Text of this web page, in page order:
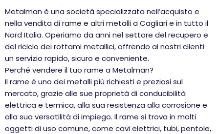
Metalman è una società specializzata nell’acquisto e
nella vendita di rame e altri metalli a Cagliari e in tutto il
Nord Italia. Operiamo da anni nel settore del recupero e
del riciclo dei rottami metallici, offrendo ai nostri clienti
un servizio rapido, sicuro e conveniente.
Perché vendere il tuo rame a Metalman?
Il rame è uno dei metalli più richiesti e preziosi sul
mercato, grazie alle sue proprietà di conducibilità
elettrica e termica, alla sua resistenza alla corrosione e
alla sua versatilità di impiego. Il rame si trova in molti
oggetti di uso comune, come cavi elettrici, tubi, pentole,